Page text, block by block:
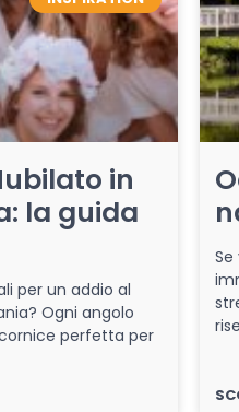
in
la guida
per un addio al
Ogni angolo
perfetta per